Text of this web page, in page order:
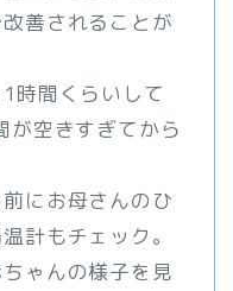
善されることが
時間くらいして
が空きすぎてから
にお母さんのひ
計もチェック。
ゃんの様子を見